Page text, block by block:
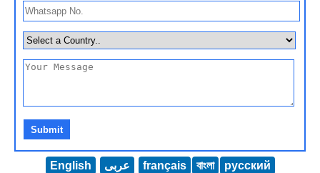
English عربى français বাংলা русский